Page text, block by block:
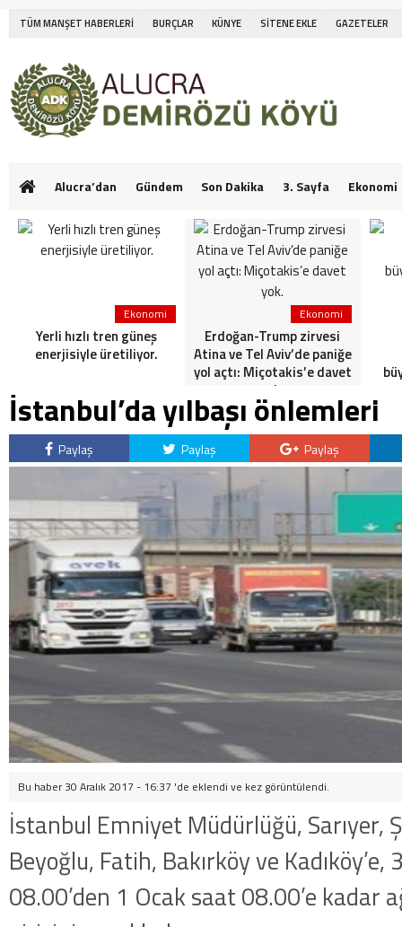
TÜM MANŞET HABERLERİ BURÇLAR KÜNYE SİTENE EKLE GAZETELER
Alucra’dan Gündem Son Dakika 3. Sayfa Ekonomi
Ekonomi
Yerli hızlı tren güneş
enerjisiyle üretiliyor.
Ekonomi
Erdoğan-Trump zirvesi
Atina ve Tel Aviv’de paniğe
yol açtı: Miçotakis’e davet
yok.
İstanbul’da yılbaşı önlemleri
Paylaş Paylaş Paylaş
Bu haber 30 Aralık 2017 - 16:37 'de eklendi ve kez görüntülendi.
İstanbul Emniyet Müdürlüğü, Sarıyer,
Beyoğlu, Fatih, Bakırköy ve Kadıköy’e,
08.00’den 1 Ocak saat 08.00’e kadar